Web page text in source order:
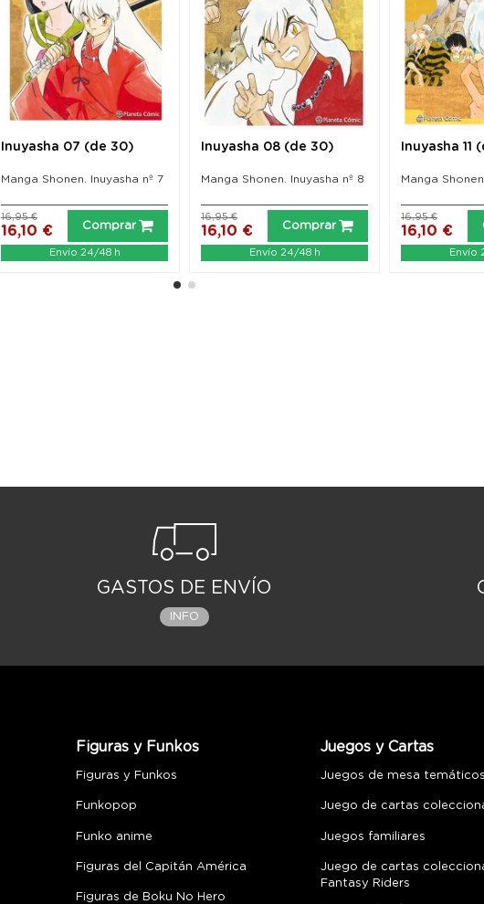
Inuyasha 07 (de 30)
Manga Shonen. Inuyasha nº 7
16,10 €
16,95 €
Comprar
Envío 24/48 h
Inuyasha 08 (de 30)
Manga Shonen. Inuyasha nº 8
16,10 €
16,95 €
Comprar
Envío 24/48 h
Inuyasha 11
Manga
16,10 €
16,95 €
Envío
GASTOS DE ENVÍO
INFO
Figuras y Funkos
Figuras y Funkos
Funkopop
Funko anime
Figuras del Capitán América
Figuras de Boku No Hero
Juegos y Cartas
Juegos de mesa temáticos
Juego de cartas
Juegos familiares
Juego de cartas
Fantasy Riders